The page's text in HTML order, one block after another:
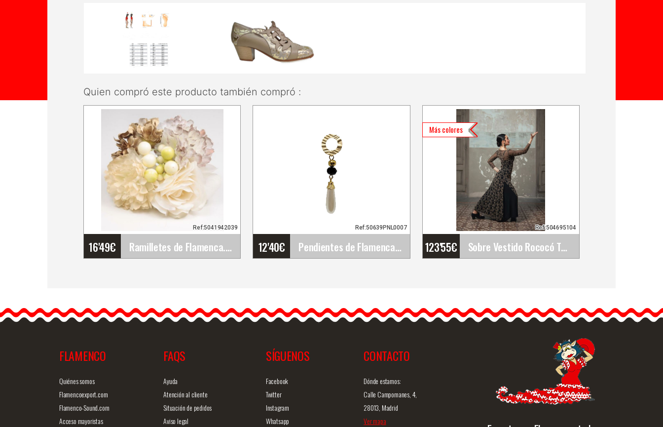
Quien compró este producto también compró :
16'49€ Ramilletes de Flamenca. Sonia
Ref:5041942039
Ramilletes de flores de
flamenca diseñados y
12'40€ Pendientes de Flamenca Originales
Ref:50639PNL0007
Los pendientes de
flamenca son vistosos e
Más colores
123'55€ Sobre Vestido Rococó Tul Elástico Estampado.&hellip;
Ref:504695104
Davedans
Vestido largo con escote
Vista rápida
FLAMENCO
Quiénes somos
Flamencoexport.com
Flamenco-Sound.com
Acceso mayoristas
FAQS
Ayuda
Atención al cliente
Situación de pedidos
Aviso legal
SÍGUENOS
Facebook
Twitter
Instagram
Whatsapp
CONTACTO
Dónde estamos:
Calle Campomanes, 4,
28013, Madrid
Ver mapa